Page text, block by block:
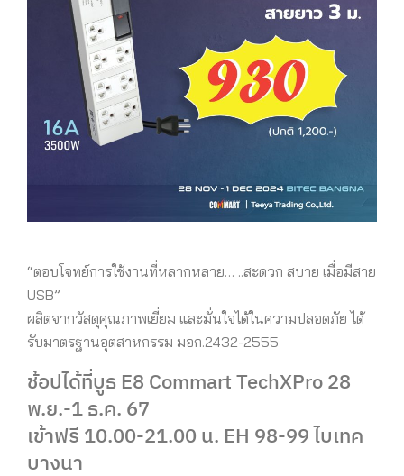
“ตอบโจทย์การใช้งานที่หลากหลาย… ..สะดวก สบาย เมื่อมีสาย
USB”
ผลิตจากวัสดุคุณภาพเยี่ยม และมั่นใจได้ในความปลอดภัย ได้
รับมาตรฐานอุตสาหกรรม มอก.2432-2555
ช้อปได้ที่บูธ E8 Commart TechXPro 28
พ.ย.-1 ธ.ค. 67
เข้าฟรี 10.00-21.00 น. EH 98-99ไบเทค
บางนา